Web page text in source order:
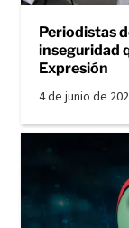
Periodistas
inseguridad
Expresión
4 de junio de